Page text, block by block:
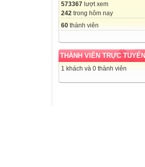
573367 lượt xem
242 trong hôm nay
60 thành viên
THÀNH VIÊN TRỰC TUYẾN
1 khách và 0 thành viên